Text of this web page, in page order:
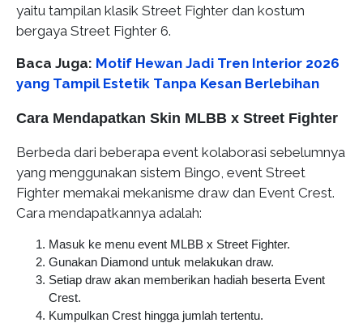
yaitu tampilan klasik Street Fighter dan kostum
bergaya Street Fighter 6.
Baca Juga: Motif Hewan Jadi Tren Interior 2026
yang Tampil Estetik Tanpa Kesan Berlebihan
Cara Mendapatkan Skin MLBB x Street Fighter
Berbeda dari beberapa event kolaborasi sebelumnya
yang menggunakan sistem Bingo, event Street
Fighter memakai mekanisme draw dan Event Crest.
Cara mendapatkannya adalah:
Masuk ke menu event MLBB x Street Fighter.
Gunakan Diamond untuk melakukan draw.
Setiap draw akan memberikan hadiah beserta Event
Crest.
Kumpulkan Crest hingga jumlah tertentu.